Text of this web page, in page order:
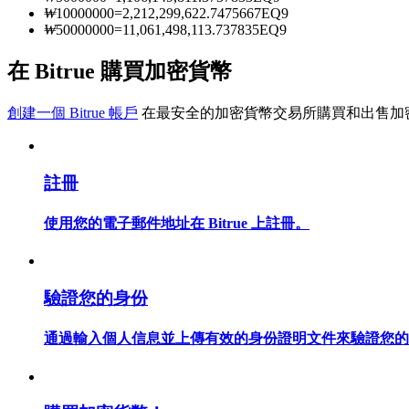
成為跟單交易員
₩10000000=2,212,299,622.7475667EQ9
₩50000000=11,061,498,113.737835EQ9
在 Bitrue 購買加密貨幣
創建一個 Bitrue 帳戶 在最安全的加密貨幣交易所購買和出售加
註冊
使用您的電子郵件地址在 Bitrue 上註冊。
驗證您的身份
通過輸入個人信息並上傳有效的身份證明文件來驗證您的